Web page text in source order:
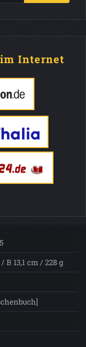
Internet
B 13,1 cm / 228 g